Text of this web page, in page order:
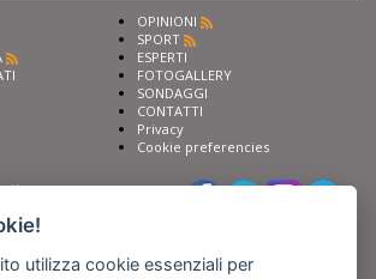
OPINIONI
SPORT
ESPERTI
FOTOGALLERY
SONDAGGI
CONTATTI
Privacy
Cookie preferencies
di
utilizza cookie essenziali per